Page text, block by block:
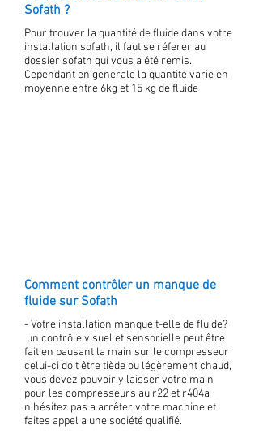
Sofath ?
Pour trouver la quantité de fluide dans votre
installation sofath, il faut se réferer au
dossier sofath qui vous a été remis.
Cependant en generale la quantité varie en
moyenne entre 6kg et 15 kg de fluide
Comment contrôler un manque de
fluide sur Sofath
- Votre installation manque t-elle de fluide?
un contrôle visuel et sensorielle peut être
fait en pausant la main sur le compresseur
celui-ci doit être tiède ou légèrement chaud,
vous devez pouvoir y laisser votre main
pour les compresseurs au r22 et r404a
n'hésitez pas a arrêter votre machine et
faites appel a une société qualifié.